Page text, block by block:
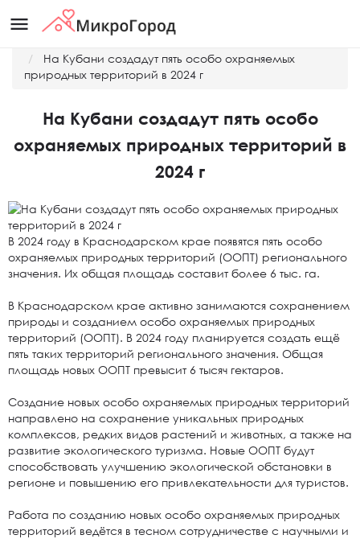
menu
На Кубани создадут пять особо охраняемых
природных территорий в 2024 г
На Кубани создадут пять особо
охраняемых природных территорий в
2024 г
В 2024 году в Краснодарском крае появятся пять особо
охраняемых природных территорий (ООПТ) регионального
значения. Их общая площадь составит более 6 тыс. га.
В Краснодарском крае активно занимаются сохранением
природы и созданием особо охраняемых природных
территорий (ООПТ). В 2024 году планируется создать ещё
пять таких территорий регионального значения. Общая
площадь новых ООПТ превысит 6 тысяч гектаров.
Создание новых особо охраняемых природных территорий
направлено на сохранение уникальных природных
комплексов, редких видов растений и животных, а также на
развитие экологического туризма. Новые ООПТ будут
способствовать улучшению экологической обстановки в
регионе и повышению его привлекательности для туристов.
Работа по созданию новых особо охраняемых природных
территорий ведётся в тесном сотрудничестве с научными и